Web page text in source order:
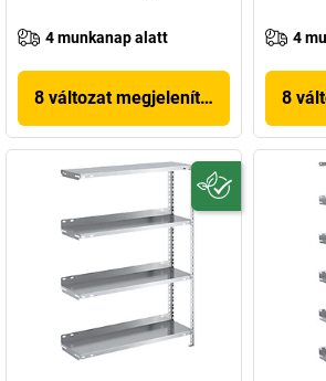
4 munkanap alatt
8 változat megjelenítése
4
8